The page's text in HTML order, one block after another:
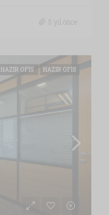
5 yıl önce
HAZIR OFIS HAZIR OFIS